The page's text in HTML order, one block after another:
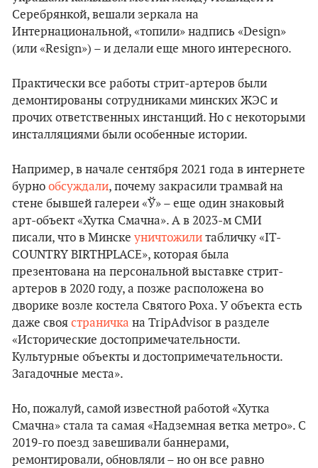
Серебрянкой, вешали зеркала на
Интернациональной, «топили» надпись «Design»
(или «Resign») – и делали еще много интересного.
Практически все работы стрит-артеров были
демонтированы сотрудниками минских ЖЭС и
прочих ответственных инстанций. Но с некоторыми
инсталляциями были особенные истории.
Например, в начале сентября 2021 года в интернете
бурно обсуждали, почему закрасили трамвай на
стене бывшей галереи «Ў» – еще один знаковый
арт-объект «Хутка Смачна». А в 2023-м СМИ
писали, что в Минске уничтожили табличку «IT-
COUNTRY BIRTHPLACE», которая была
презентована на персональной выставке стрит-
артеров в 2020 году, а позже расположена во
дворике возле костела Святого Роха. У объекта есть
даже своя страничка на TripAdvisor в разделе
«Исторические достопримечательности.
Культурные объекты и достопримечательности.
Загадочные места».
Но, пожалуй, самой известной работой «Хутка
Смачна» стала та самая «Надземная ветка метро». С
2019-го поезд завешивали баннерами,
ремонтировали, обновляли – но он все равно